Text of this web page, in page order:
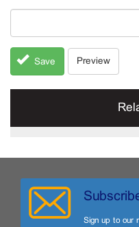
Save Preview
Sign up to our